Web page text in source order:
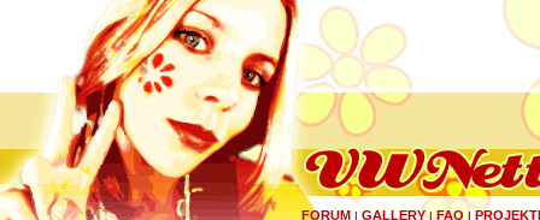
FORUM | GALLERY|FAQ |